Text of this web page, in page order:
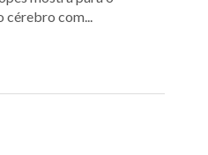
cérebro com...